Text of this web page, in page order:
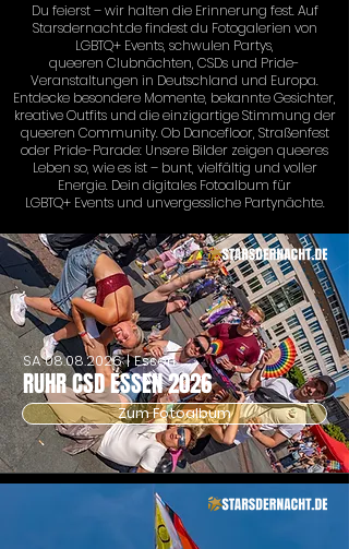
Du feierst – wir halten die Erinnerung fest. Auf
Starsdernacht.de findest du Fotogalerien von
LGBTQ+ Events, schwulen Partys,
queeren Clubnächten, CSDs und Pride-
Veranstaltungen in Deutschland und Europa.
Entdecke besondere Momente, bekannte Gesichter,
kreative Outfits und die einzigartige Stimmung der
queeren Community. Ob Dancefloor, Straßenfest
oder Pride-Parade: Unsere Bilder zeigen queeres
Leben so, wie es ist – bunt, vielfältig und voller
Energie. Dein digitales Fotoalbum für
LGBTQ+ Events und unvergessliche Partynächte.
RUHR CSD ESSEN 2026
SA08.08.2026| Essen
Zum Fotoalbum